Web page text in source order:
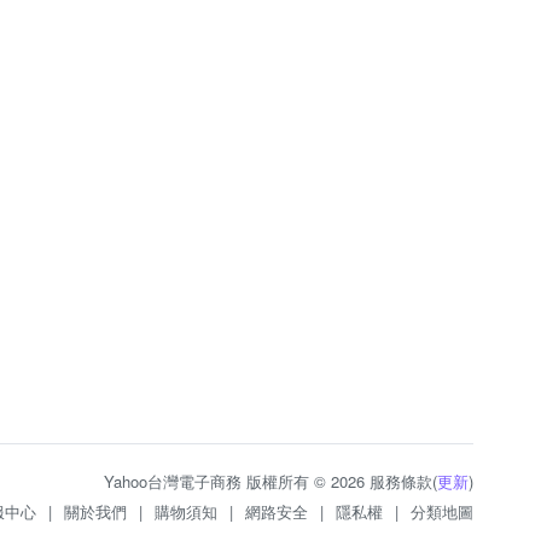
Yahoo台灣電子商務 版權所有 © 2026 服務條款(更新)
中心 | 關於我們 | 購物須知 | 網路安全 | 隱私權 | 分類地圖